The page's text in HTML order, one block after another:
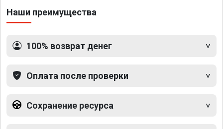
Наши преимущества
100% возврат денег
Оплата после проверки
Сохранение ресурса